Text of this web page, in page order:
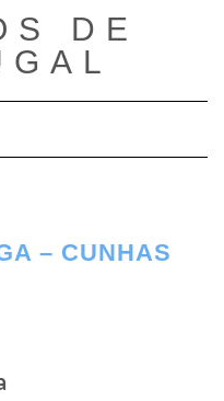
DE
modo de navegación
– CUNHAS